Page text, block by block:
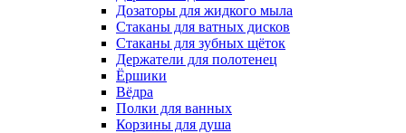
Дозаторы для жидкого мыла
Стаканы для ватных дисков
Стаканы для зубных щёток
Держатели для полотенец
Ёршики
Вёдра
Полки для ванных
Корзины для душа